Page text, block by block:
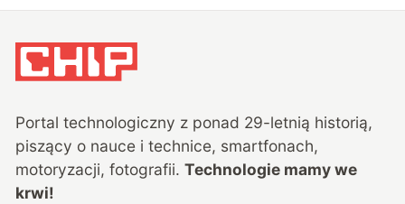
Portal technologiczny z ponad 29-letnią historią,
piszący o nauce i technice, smartfonach,
motoryzacji, fotografii. Technologie mamy we
krwi!